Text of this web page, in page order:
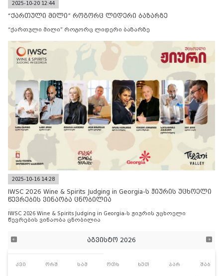
2025-10-20 12:44
“ქართული მილი” როგორც ლიდერი ბაზარზე
“ქართული მილი” როგორც ლიდერი ბაზარზე
2025-10-16 14:28
IWSC 2026 Wine & Spirits Judging in Georgia-ს ჟიურის უცხოელი
წევრების ვინაობა ცნობილია
IWSC 2026 Wine & Spirits Judging in Georgia-ს ჟიურის უცხოელი
წევრების ვინაობა ცნობილია
აგვისტო 2026
კვი ორშ სამ ოთხ ხუთ პარ შაბ